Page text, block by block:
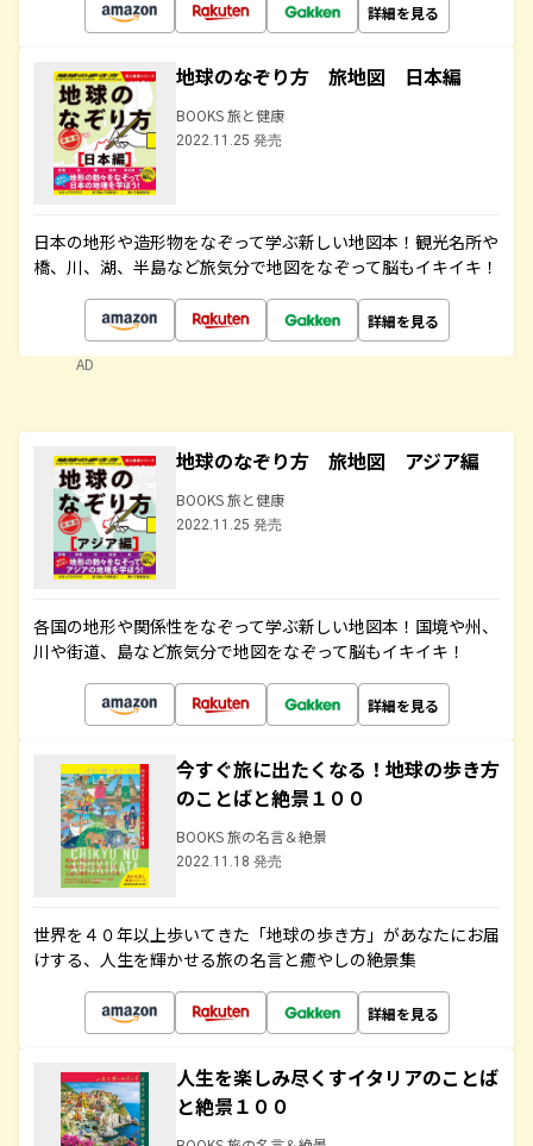
詳細を見る
地球のなぞり方 旅地図 日本編
BOOKS 旅と健康
2022.11.25 発売
日本の地形や造形物をなぞって学ぶ新しい地図本！観光名所や
橋、川、湖、半島など旅気分で地図をなぞって脳もイキイキ！
詳細を見る
AD
地球のなぞり方 旅地図 アジア編
BOOKS 旅と健康
2022.11.25 発売
各国の地形や関係性をなぞって学ぶ新しい地図本！国境や州、
川や街道、島など旅気分で地図をなぞって脳もイキイキ！
詳細を見る
今すぐ旅に出たくなる！地球の歩き方
のことばと絶景１００
BOOKS 旅の名言＆絶景
2022.11.18 発売
世界を４０年以上歩いてきた「地球の歩き方」があなたにお届
けする、人生を輝かせる旅の名言と癒やしの絶景集
詳細を見る
人生を楽しみ尽くすイタリアのことば
と絶景１００